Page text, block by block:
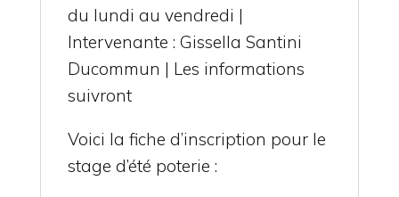
du lundi au vendredi |
Intervenante : Gissella Santini
Ducommun | Les informations
suivront
Voici la fiche d’inscription pour le
stage d’été poterie :